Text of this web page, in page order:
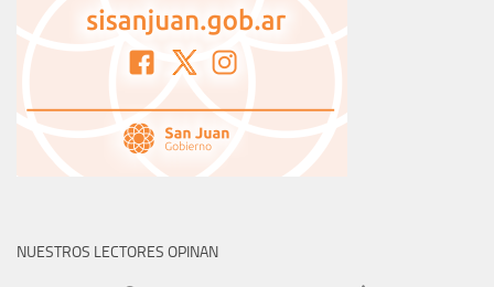
NUESTROS LECTORES OPINAN